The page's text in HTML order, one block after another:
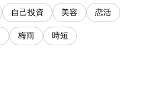
自己投資 美容 恋活
梅雨 時短